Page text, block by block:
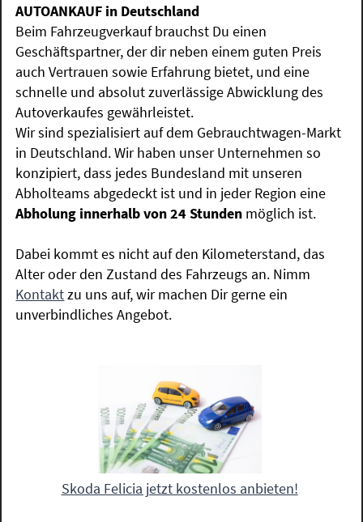
AUTOANKAUF in Deutschland
Beim Fahrzeugverkauf brauchst Du einen
Geschäftspartner, der dir neben einem guten Preis
auch Vertrauen sowie Erfahrung bietet, und eine
schnelle und absolut zuverlässige Abwicklung des
Autoverkaufes gewährleistet.
Wir sind spezialisiert auf dem Gebrauchtwagen-Markt
in Deutschland. Wir haben unser Unternehmen so
konzipiert, dass jedes Bundesland mit unseren
Abholteams abgedeckt ist und in jeder Region eine
Abholung innerhalb von 24 Stunden möglich ist.
Dabei kommt es nicht auf den Kilometerstand, das
Alter oder den Zustand des Fahrzeugs an. Nimm
Kontaktzu uns auf, wir machen Dir gerne ein
unverbindliches Angebot.
Skoda Felicia jetzt kostenlos anbieten!